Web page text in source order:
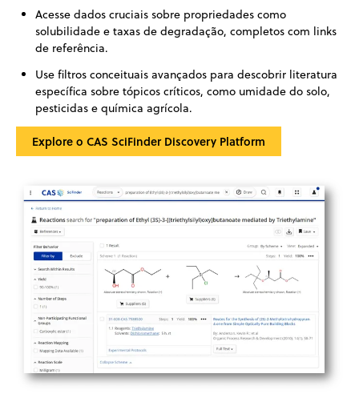
Acesse dados cruciais sobre propriedades como
solubilidade e taxas de degradação, completos com links
de referência.
Use filtros conceituais avançados para descobrir literatura
específica sobre tópicos críticos, como umidade do solo,
pesticidas e química agrícola.
Explore o CAS SciFinder Discovery Platform